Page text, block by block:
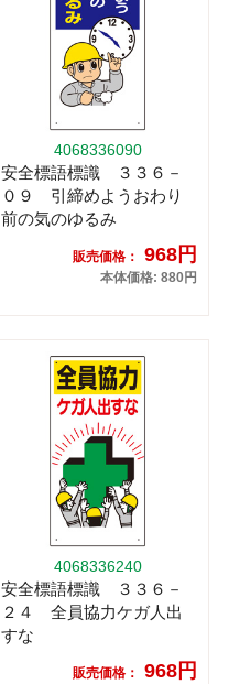
4068336090
安全標語標識 ３３６－
０９ 引締めようおわり
前の気のゆるみ
販売価格： 968円
本体価格: 880円
4068336240
安全標語標識 ３３６－
２４ 全員協力ケガ人出
すな
販売価格： 968円